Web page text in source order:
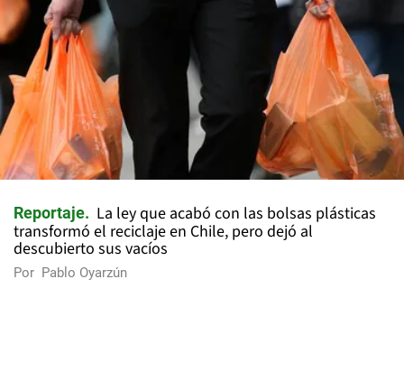
Reportaje
La ley que acabó con las bolsas plásticas
transformó el reciclaje en Chile, pero dejó al
descubierto sus vacíos
Por Pablo Oyarzún